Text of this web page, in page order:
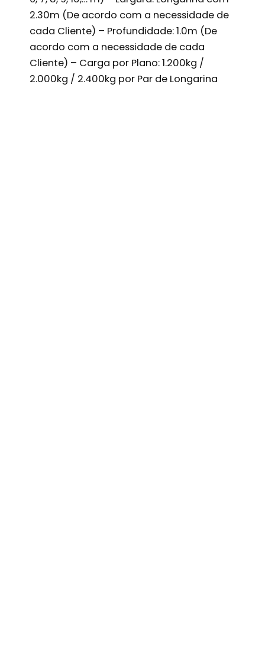
2.30m (De acordo com a necessidade de
cada Cliente) – Profundidade: 1.0m (De
acordo com a necessidade de cada
Cliente) – Carga por Plano: 1.200kg /
2.000kg / 2.400kg por Par de Longarina